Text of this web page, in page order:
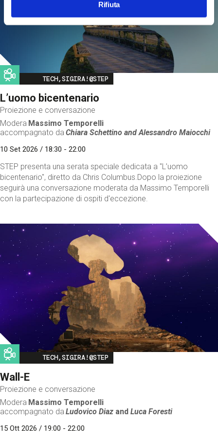
Rifiuta
Image
TECH,SIGIRA!@STEP
L’uomo bicentenario
Proiezione e conversazione
Modera Massimo Temporelli
accompagnato da Chiara Schettino andAlessandro Maiocchi
10 Set 2026 / 18:30 - 22:00
STEP presenta una serata speciale dedicata a "L’uomo
bicentenario", diretto da Chris Columbus.Dopo la proiezione
seguirà una conversazione moderata da Massimo Temporelli
con la partecipazione di ospiti d'eccezione.
Image
TECH,SIGIRA!@STEP
Wall-E
Proiezione e conversazione
Modera Massimo Temporelli
accompagnato da Ludovico Diaz andLuca Foresti
15 Ott 2026 / 19:00 - 22:00